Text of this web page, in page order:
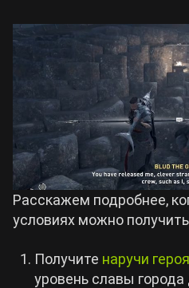
Расскажем подробнее,
условиях можно
Получите наручи
уровень славы города